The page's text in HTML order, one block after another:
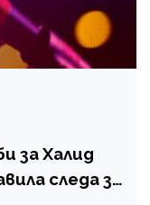
за Халид
следа за